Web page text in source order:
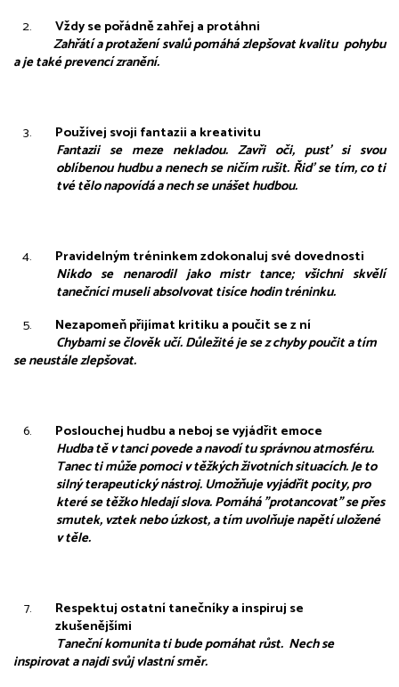
Vždy se pořádně zahřej a protáhni
Zahřátí a protažení svalů pomáhá zlepšovat kvalitu  pohybu
a je také prevencí zranění.
Používej svoji fantazii a kreativitu
Fantazii se meze nekladou. Zavři oči, pusť si svou
oblíbenou hudbu a nenech se ničím rušit. Řiď se tím, co ti
tvé tělo napovídá a nech se unášet hudbou.
Pravidelným tréninkem zdokonaluj své dovednosti
Nikdo se nenarodil jako mistr tance; všichni skvělí
tanečníci museli absolvovat tisíce hodin tréninku.
Nezapomeň přijímat kritiku a poučit se z ní
Chybami se člověk učí. Důležité je se z chyby poučit a tím
se neustále zlepšovat.
Poslouchej hudbu a neboj se vyjádřit emoce
Hudba tě v tanci povede a navodí tu správnou atmosféru.
Tanec ti může pomoci v těžkých životních situacích. Je to
silný terapeutický nástroj. Umožňuje vyjádřit pocity, pro
které se těžko hledají slova. Pomáhá "protancovat" se přes
smutek, vztek nebo úzkost, a tím uvolňuje napětí uložené
v těle.
Respektuj ostatní tanečníky a inspiruj se
zkušenějšími
Taneční komunita ti bude pomáhat růst.  Nech se
inspirovat a najdi svůj vlastní směr.